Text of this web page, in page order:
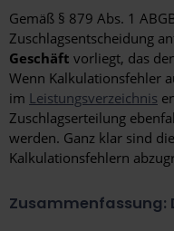
Gemäß § 879 Abs. 1
Zuschlagsentscheidung
Geschäft vorliegt, das
Wenn Kalkulationsfehler
im Leistungsverzeichnis
Zuschlagserteilung
werden. Ganz klar sind
Kalkulationsfehlern
Zusammenfassung: